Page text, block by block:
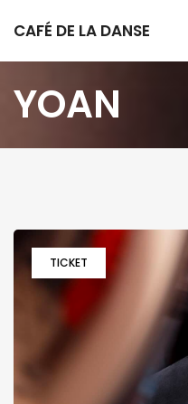
CAFÉ DE LA DANSE
YOAN
TICKET